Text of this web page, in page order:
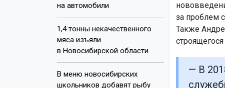
на автомобили
1,4 тонны некачественного
мяса изъяли
в Новосибирской области
В меню новосибирских
школьников добавят рыбу
за проблем
Также
— В